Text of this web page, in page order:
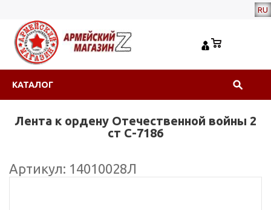
RU
КАТАЛОГ
Лента к ордену Отечественной войны 2
ст С-7186
Артикул: 14010028Л